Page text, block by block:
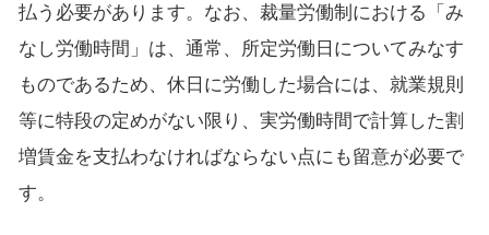
払う必要があります。なお、裁量労働制における「み
なし労働時間」は、通常、所定労働日についてみなす
ものであるため、休日に労働した場合には、就業規則
等に特段の定めがない限り、実労働時間で計算した割
増賃金を支払わなければならない点にも留意が必要で
す。